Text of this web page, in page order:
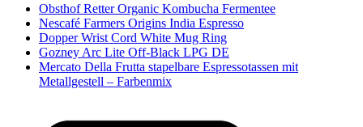
Obsthof Retter Organic Kombucha Fermentee
Nescafé Farmers Origins India Espresso
Dopper Wrist Cord White Mug Ring
Gozney Arc Lite Off-Black LPG DE
Mercato Della Frutta stapelbare Espressotassen mit
Metallgestell – Farbenmix